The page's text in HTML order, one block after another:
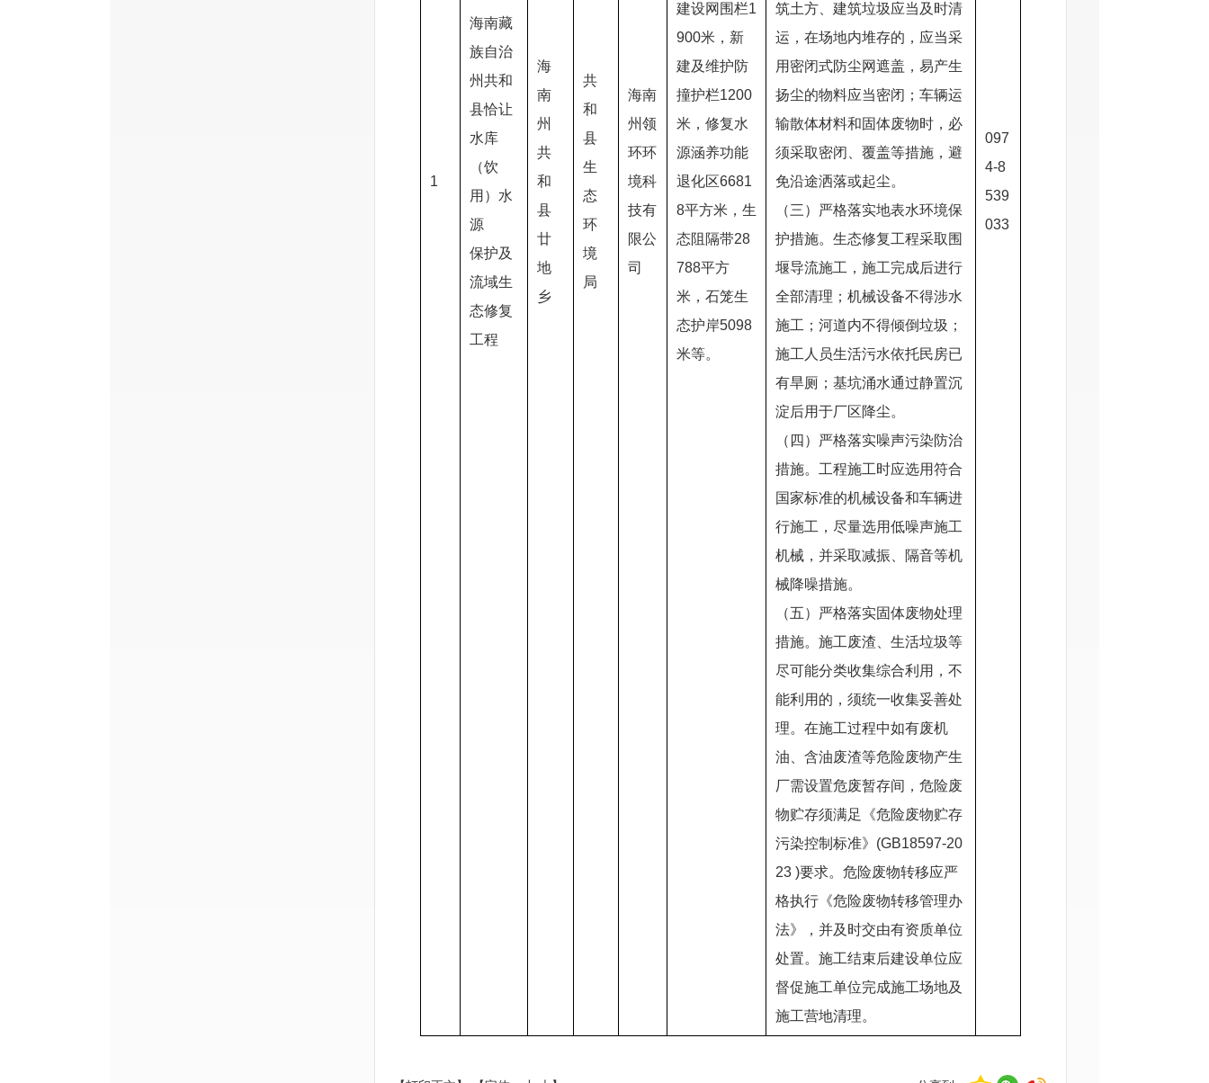
1
海南藏
族自治
州共和
县恰让
水库
（饮
用）水
源
保护及
流域生
态修复
工程
海
南
州
共
和
县
廿
地
乡
共
和
县
生
态
环
境
局
海南
州领
环环
境科
技有
限公
司
建设网围栏1
900米，新
建及维护防
撞护栏1200
米，修复水
源涵养功能
退化区6681
8平方米，生
态阻隔带28
788平方
米，石笼生
态护岸5098
米等。
筑土方、建筑垃圾应当及时清
运，在场地内堆存的，应当采
用密闭式防尘网遮盖，易产生
扬尘的物料应当密闭；车辆运
输散体材料和固体废物时，必
须采取密闭、覆盖等措施，避
免沿途洒落或起尘。
（三）严格落实地表水环境保
护措施。生态修复工程采取围
堰导流施工，施工完成后进行
全部清理；机械设备不得涉水
施工；河道内不得倾倒垃圾；
施工人员生活污水依托民房已
有旱厕；基坑涌水通过静置沉
淀后用于厂区降尘。
（四）严格落实噪声污染防治
措施。工程施工时应选用符合
国家标准的机械设备和车辆进
行施工，尽量选用低噪声施工
机械，并采取减振、隔音等机
械降噪措施。
（五）严格落实固体废物处理
措施。施工废渣、生活垃圾等
尽可能分类收集综合利用，不
能利用的，须统一收集妥善处
理。在施工过程中如有废机
油、含油废渣等危险废物产生
厂需设置危废暂存间，危险废
物贮存须满足《危险废物贮存
污染控制标准》(GB18597-20
23 )要求。危险废物转移应严
格执行《危险废物转移管理办
法》，并及时交由有资质单位
处置。施工结束后建设单位应
督促施工单位完成施工场地及
施工营地清理。
097
4-8
539
033